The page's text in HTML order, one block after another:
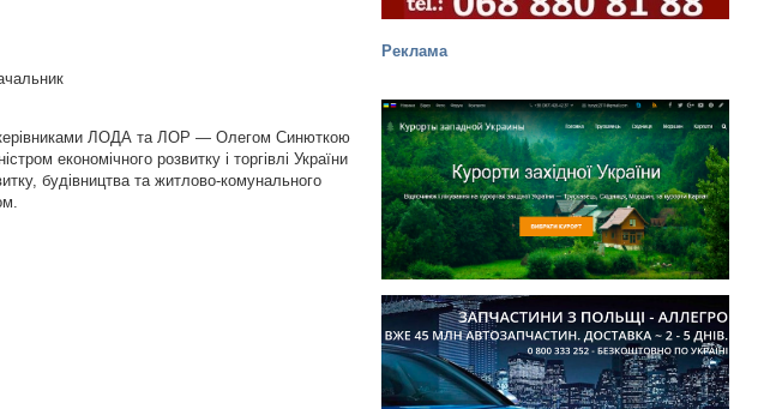
Реклама
керівниками ЛОДА та ЛОР — Олегом Синюткою
економічного розвитку і торгівлі України
будівництва та житлово-комунального